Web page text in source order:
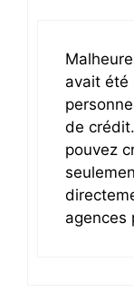
avait été
de
pouvez
agences